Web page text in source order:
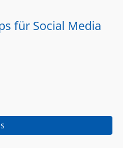
für Social Media